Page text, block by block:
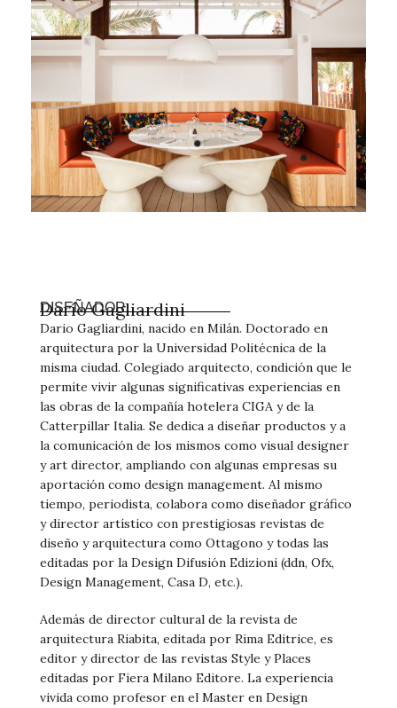
Darío Gagliardini
DISEÑADOR
Dario Gagliardini, nacido en Milán. Doctorado en
arquitectura por la Universidad Politécnica de la
misma ciudad. Colegiado arquitecto, condición que le
permite vivir algunas significativas experiencias en
las obras de la compañía hotelera CIGA y de la
Catterpillar Italia. Se dedica a diseñar productos y a
la comunicación de los mismos como visual designer
y art director, ampliando con algunas empresas su
aportación como design management. Al mismo
tiempo, periodista, colabora como diseñador gráfico
y director artístico con prestigiosas revistas de
diseño y arquitectura como Ottagono y todas las
editadas por la Design Difusión Edizioni (ddn, Ofx,
Design Management, Casa D, etc.).
Además de director cultural de la revista de
arquitectura Riabita, editada por Rima Editrice, es
editor y director de las revistas Style y Places
editadas por Fiera Milano Editore. La experiencia
vivida como profesor en el Master en Design